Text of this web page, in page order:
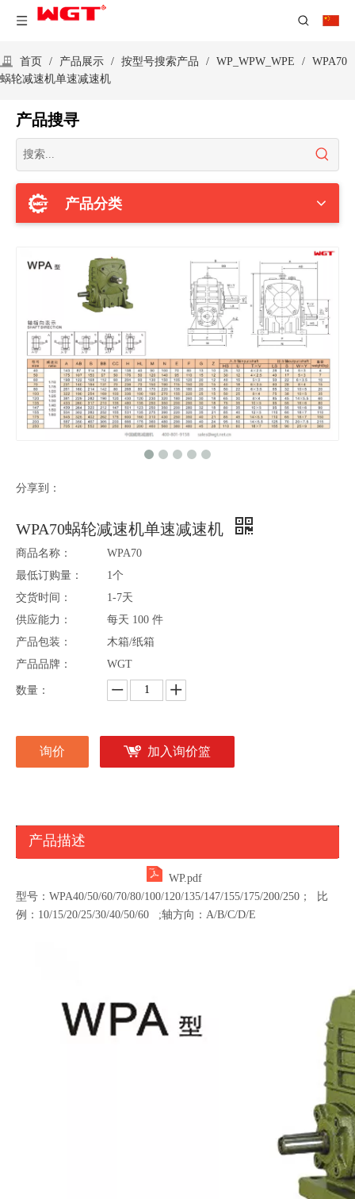
首页 / 产品展示 / 按型号搜索产品 / WP_WPW_WPE / WPA70
蜗轮减速机单速减速机
产品搜寻
产品分类
分享到：
WPA70蜗轮减速机单速减速机
商品名称：
WPA70
最低订购量：
1个
交货时间：
1-7天
供应能力：
每天 100 件
产品包装：
木箱/纸箱
产品品牌：
WGT
数量：
询价 加入询价篮
产品描述
WP.pdf
型号：WPA40/50/60/70/80/100/120/135/147/155/175/200/250；
比
例：10/15/20/25/30/40/50/60 ;轴方向：A/B/C/D/E